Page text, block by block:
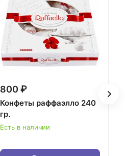
800 ₽
Конфеты раффаэлло 240
гр.
Есть в наличии